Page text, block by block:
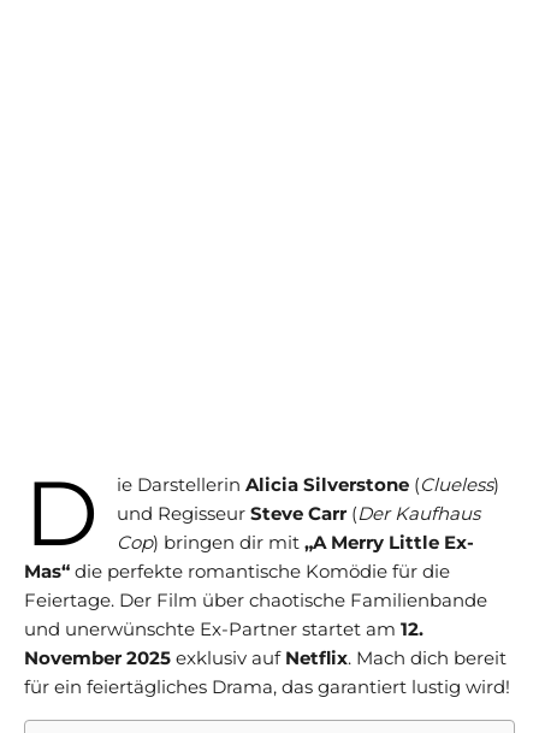
D ie Darstellerin Alicia Silverstone (Clueless)
und Regisseur Steve Carr (Der Kaufhaus
Cop) bringen dir mit „A Merry Little Ex-
Mas“ die perfekte romantische Komödie für die
Feiertage. Der Film über chaotische Familienbande
und unerwünschte Ex-Partner startet am 12.
November 2025 exklusiv auf Netflix. Mach dich bereit
für ein feiertägliches Drama, das garantiert lustig wird!